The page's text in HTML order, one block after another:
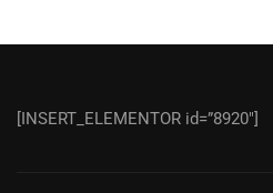
[INSERT_ELEMENTOR id=”8920″]